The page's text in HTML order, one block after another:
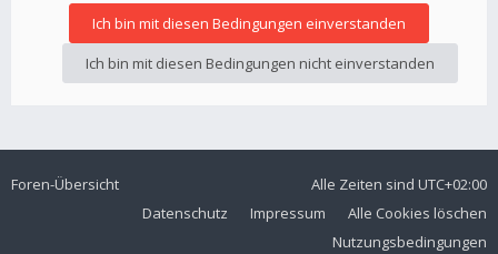
Foren-Übersicht Alle Zeiten sind UTC+02:00
Alle Cookies löschen
Impressum
Datenschutz
Nutzungsbedingungen